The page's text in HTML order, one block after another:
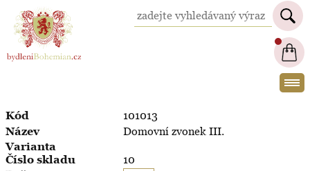
BydleniBohemian.cz
101013
Domovní zvonek III.
10